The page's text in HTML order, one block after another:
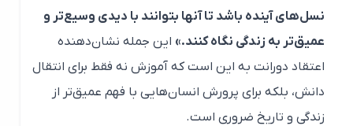
نسل‌های آینده باشد تا آنها بتوانند با دیدی وسیع‌تر و
عمیق‌تر به زندگی نگاه کنند.»این جمله نشان‌دهنده
اعتقاد دورانت به این است که آموزش نه فقط برای انتقال
دانش، بلکه برای پرورش انسان‌هایی با فهم عمیق‌تر از
زندگی و تاریخ ضروری است.